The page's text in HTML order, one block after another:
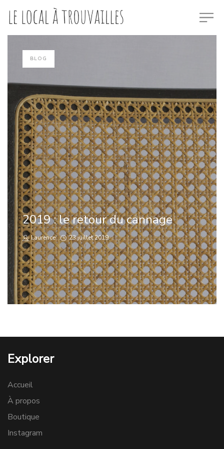
POSTED
IN
BLOG
2019 : le retour du cannage
by
Laurence
Posted
on
23 juillet 2019
Explorer
Accueil
À propos
Boutique
Instagram